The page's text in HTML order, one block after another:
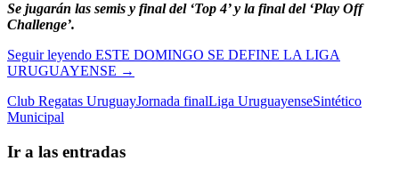
Se jugarán las semis y final del ‘Top 4’ y la final del ‘Play Off
Challenge’.
Seguir leyendo ESTE DOMINGO SE DEFINE LA LIGA
URUGUAYENSE →
Club Regatas UruguayJornada finalLiga UruguayenseSintético
Municipal
Ir a las entradas